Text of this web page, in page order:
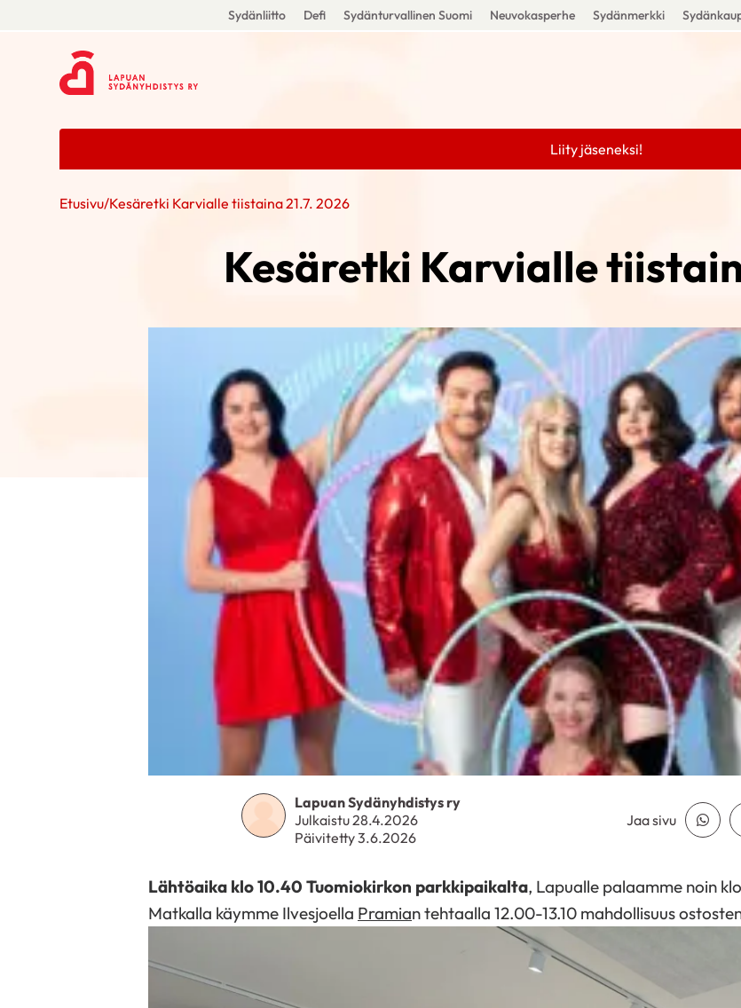
Sydänliitto Defi Sydänturvallinen Suomi Neuvokasperhe Sydänmerkki
Liity jäseneksi!
Etusivu/Kesäretki Karvialle tiistaina 21.7. 2026
Kesäretki Karvialle
Lapuan Sydänyhdistys ry
Julkaistu 28.4.2026
Päivitetty 3.6.2026
Jaa sivu Jaa
Lähtöaika klo 10.40 Tuomiokirkon parkkipaikalta, Lapualle palaamme noin
Matkalla käymme Ilvesjoella Pramian tehtaalla 12.00-13.10 mahdollisuus